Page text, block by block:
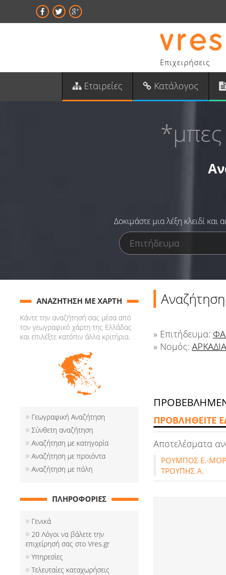
Επιχειρήσεις
Εταιρείες Κατάλογος
*μπες
Δοκιμάστε μια λέξη κλειδί
» Επιτήδευμα:
» Νομός:
ΠΡΟΒΛΗΘΕΙΤΕ
Αποτελέσματα
ΡΟΥΜΠΟΣ Ε.-
ΤΡΟΥΠΗΣ Α.
ΑΝΑΖΗΤΗΣΗ ΜΕ ΧΑΡΤΗ
Κάντε την αναζήτησή σας μέσα από
τον γεωγραφικό χάρτη της Ελλάδας
και επιλέξτε κατόπιν άλλα κριτήρια.
Γεωγραφική Αναζήτηση
Σύνθετη αναζήτηση
Αναζήτηση με κατηγορία
Αναζήτηση με προιόντα
Αναζήτηση με πόλη
ΠΛΗΡΟΦΟΡΙΕΣ
Γενικά
20 Λόγοι να βάλετε την
επιχείρησή σας στο Vres.gr
Υπηρεσίες
Τελευταίες καταχωρήσεις